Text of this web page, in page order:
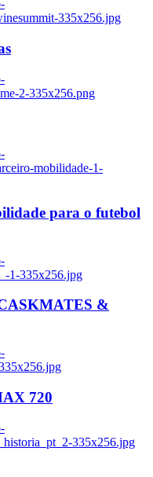
335x256.jpg
2-335x256.png
mobilidade-1-
para o futebol
1-335x256.jpg
&
720
335x256.jpg